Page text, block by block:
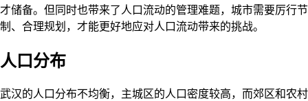
才储备。但同时也带来了人口流动的管理难题，城市需要厉行节
制、合理规划，才能更好地应对人口流动带来的挑战。
人口分布
武汉的人口分布不均衡，主城区的人口密度较高，而郊区和农村